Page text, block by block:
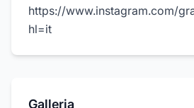
https://www.instagram.com/
hl=it
Galleria